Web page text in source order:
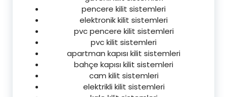
pencere kilit sistemleri
elektronik kilit sistemleri
pvc pencere kilit sistemleri
pvc kilit sistemleri
apartman kapısı kilit sistemleri
bahçe kapısı kilit sistemleri
cam kilit sistemleri
elektrikli kilit sistemleri